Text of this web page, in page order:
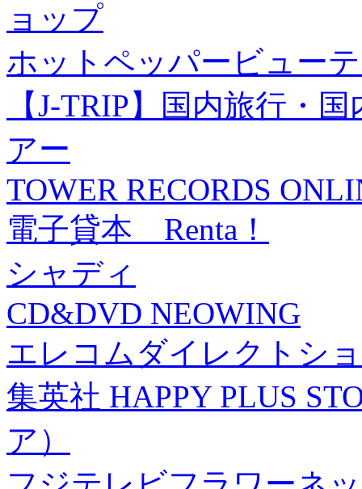
ョップ
ホットペッパービュー
【J-TRIP】国内旅行・
アー
TOWER RECORDS
電子貸本 Renta！
シャディ
CD&DVD NEOWING
エレコムダイレクトシ
集英社 HAPPY PLUS
ア）